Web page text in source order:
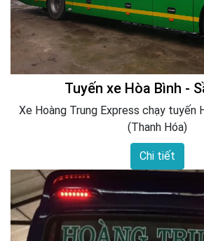
Tuyến xe Hòa Bình -
Xe Hoàng Trung Express chạy tuyến
(Thanh Hóa)
Chi tiết